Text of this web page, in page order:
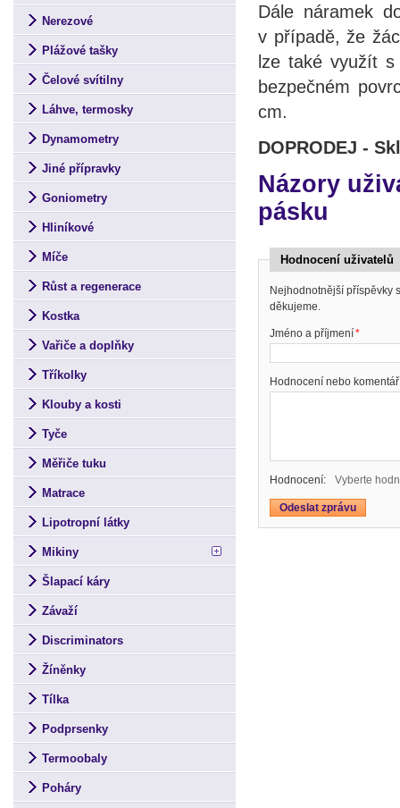
Dále náramek
v případě, že
lze také využít s
bezpečném
cm.
DOPRODEJ -
Názory
pásku
Hodnocení uživatelů
Nejhodnotnější příspěvky
děkujeme.
Jméno a příjmení*
Hodnocení nebo komentář
Hodnocení: Vyberte
Nerezové
Plážové tašky
Čelové svítilny
Láhve, termosky
Dynamometry
Jiné přípravky
Goniometry
Hliníkové
Míče
Růst a regenerace
Kostka
Vařiče a doplňky
Tříkolky
Klouby a kosti
Tyče
Měřiče tuku
Matrace
Lipotropní látky
Mikiny
Šlapací káry
Závaží
Discriminators
Žíněnky
Tílka
Podprsenky
Termoobaly
Poháry